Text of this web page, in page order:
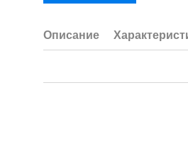
Описание